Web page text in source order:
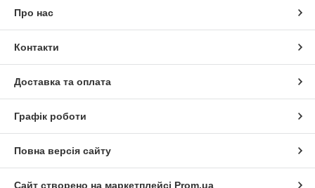
Про нас
Контакти
Доставка та оплата
Графік роботи
Повна версія сайту
Сайт створено на маркетплейсі Prom.ua